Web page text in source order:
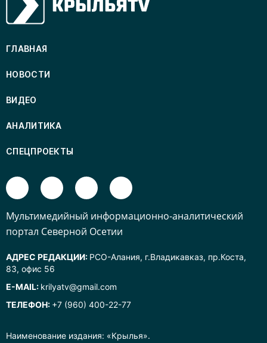
Наименование издания: «Крылья».
ГЛАВНАЯ
НОВОСТИ
ВИДЕО
АНАЛИТИКА
СПЕЦПРОЕКТЫ
Mультимедийный информационно-аналитический
портал Северной Осетии
АДРЕС РЕДАКЦИИ: РСО-Алания, г.Владикавказ, пр.Коста,
83, офис 56
E-MAIL: krilyatv@gmail.com
ТЕЛЕФОН: +7 (960) 400-22-77